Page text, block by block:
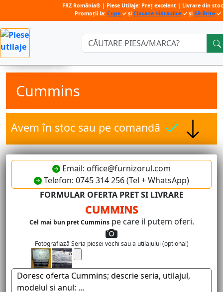
Căutare:
Cummins
Avem în stoc sau pe comandă
Email: office@furnizorul.com
Telefon: 0745 314 256 (Tel + WhatsApp)
FORMULAR OFERTA PRET SI LIVRARE
CUMMINS
Cel mai bun pret Cumminspe care il putem oferi.
Fotografiază Seria piesei vechi sau a utilajului (optional)
FRZ România® | Piese Utilaje: Preț excelent | Livrare din
Promoții la: Cupe ✓ și Ciocane hidraulice ✓ și Sărărițe ✓